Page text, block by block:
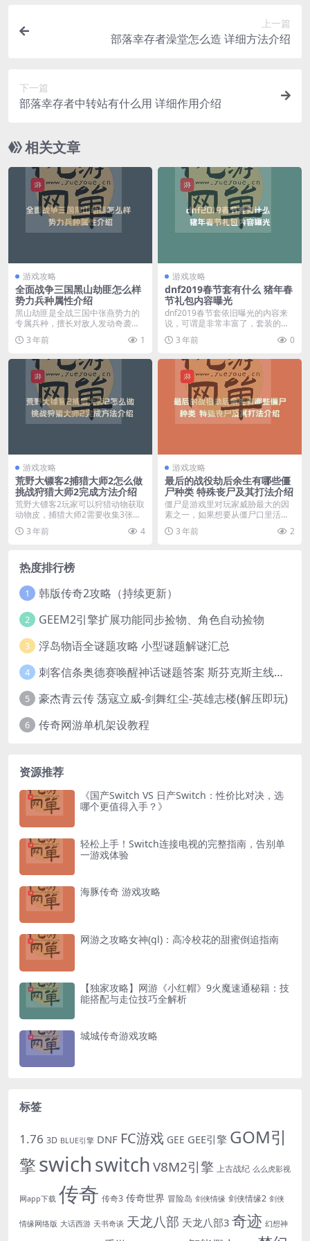
上一篇
部落幸存者澡堂怎么造 详细方法介绍
下一篇
部落幸存者中转站有什么用 详细作用介绍
相关文章
游戏攻略
全面战争三国黑山劫匪怎么样
势力兵种属性介绍
黑山劫匪是全战三国中张燕势力的
专属兵种，擅长对敌人发动奇袭，
下面我们就为大家带来...
3 年前 1
游戏攻略
dnf2019春节套有什么 猪年春
节礼包内容曝光
dnf2019春节套依旧曝光的内容来
说，可谓是非常丰富了，套装的外
观也比较美观，...
3 年前 0
游戏攻略
荒野大镖客2捕猎大师2怎么做
挑战狩猎大师2完成方法介绍
荒野大镖客2玩家可以狩猎动物获取
动物皮，捕猎大师2需要收集3张品
质完美的兔皮下面...
3 年前 4
游戏攻略
最后的战役劫后余生有哪些僵
尸种类 特殊丧尸及其打法介绍
僵尸是游戏里对玩家威胁最大的因
素之一，如果想要从僵尸口里活
命，那么就需要先了解僵...
3 年前 2
热度排行榜
1 韩版传奇2攻略（持续更新）
2 GEEM2引擎扩展功能同步捡物、角色自动捡物
3 浮岛物语全谜题攻略 小型谜题解谜汇总
4 刺客信条奥德赛唤醒神话谜题答案 斯芬克斯主线攻略
5 豪杰青云传 荡寇立威-剑舞红尘-英雄志楼(解压即玩)
6 传奇网游单机架设教程
资源推荐
《国产Switch VS 日产Switch：性价比对决，选
哪个更值得入手？》
轻松上手！Switch连接电视的完整指南，告别单
一游戏体验
海豚传奇 游戏攻略
网游之攻略女神(gl)：高冷校花的甜蜜倒追指南
【独家攻略】网游《小红帽》9火魔速通秘籍：技
能搭配与走位技巧全解析
城城传奇游戏攻略
标签
1.76 3D BLUE引擎 DNF FC游戏 GEE GEE引擎 GOM引
擎swichswitchV8M2引擎 上古战纪 么么虎影视
网app下载 传奇 传奇3 传奇世界 冒险岛 剑侠情缘 剑侠情缘2 剑侠
情缘网络版 大话西游 天书奇谈 天龙八部 天龙八部3 奇迹 幻想神